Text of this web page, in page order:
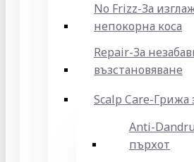
No Frizz-За
непокорна коса
Repair-За
възстановяване
Scalp Care-Грижа
Anti-
пърхот